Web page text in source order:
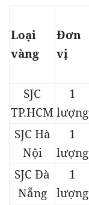
Loại
vàng
Đơn
vị
SJC
TP.HCM
1
lượng
SJC Hà
Nội
1
lượng
SJC Đà
Nẵng
1
lượng